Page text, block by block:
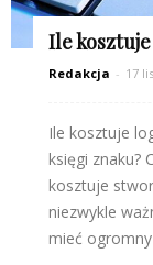
Ile
Redakcja - 17
Ile kosztuje
księgi znaku?
kosztuje
niezwykle
mieć ogromny